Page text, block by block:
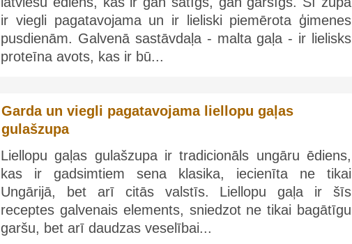
ir viegli pagatavojama un ir lieliski piemērota ģimenes
pusdienām. Galvenā sastāvdaļa - malta gaļa - ir lielisks
proteīna avots, kas ir bū...
Garda un viegli pagatavojama liellopu gaļas
gulašzupa
Liellopu gaļas gulašzupa ir tradicionāls ungāru ēdiens,
kas ir gadsimtiem sena klasika, iecienīta ne tikai
Ungārijā, bet arī citās valstīs. Liellopu gaļa ir šīs
receptes galvenais elements, sniedzot ne tikai bagātīgu
garšu, bet arī daudzas veselībai...